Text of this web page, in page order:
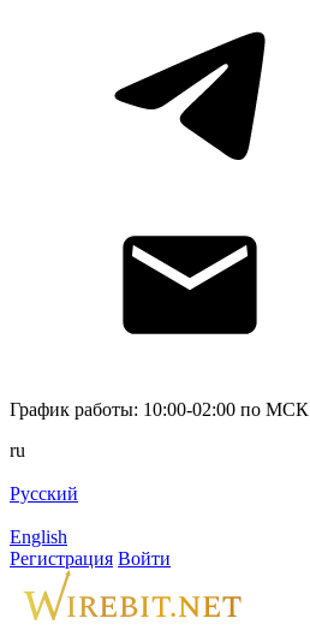
График работы: 10:00-02:00 по МСК
ru
Русский
English
Регистрация Войти